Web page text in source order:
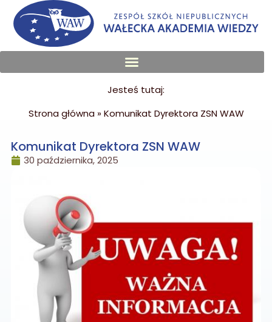
Jesteś tutaj:
Strona główna»Komunikat Dyrektora ZSN WAW
Komunikat Dyrektora ZSN WAW
30 października, 2025